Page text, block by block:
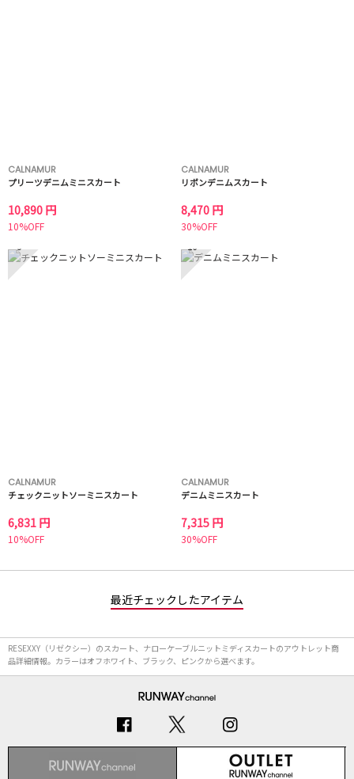
CALNAMUR
プリーツデニムミニスカート
10,890 円
10%OFF
CALNAMUR
リボンデニムスカート
8,470 円
30%OFF
9
CALNAMUR
チェックニットソーミニスカート
6,831 円
10%OFF
10
CALNAMUR
デニムミニスカート
7,315 円
30%OFF
最近チェックしたアイテム
RESEXXY（リゼクシー）のスカート、ナローケーブルニットミディスカートのアウトレット商
品詳細情報。カラーはオフホワイト、ブラック、ピンクから選べます。